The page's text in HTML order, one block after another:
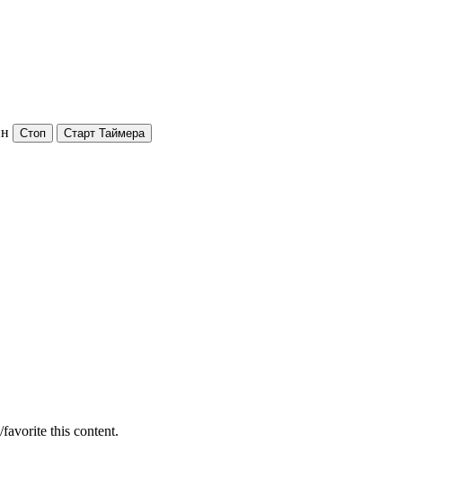
Стоп Старт Таймера
this content.